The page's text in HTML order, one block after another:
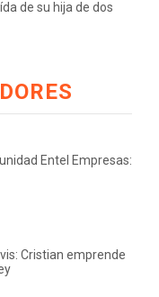
de su hija de dos
Entel Empresas:
Cristian emprende